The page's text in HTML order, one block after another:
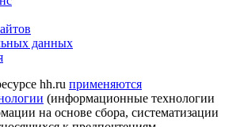
данных
hh.ru применяются
(информационные технологии
на основе сбора, систематизации